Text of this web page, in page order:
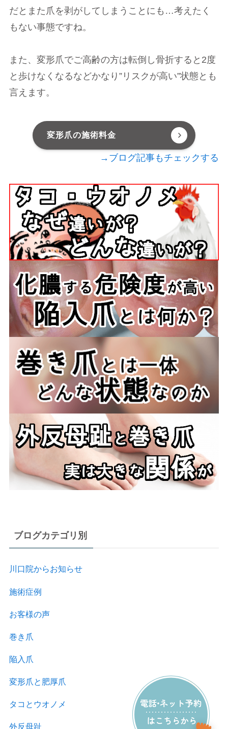
だとまた爪を剥がしてしまうことにも…考えたく
もない事態ですね。
また、変形爪でご高齢の方は転倒し骨折すると2度
と歩けなくなるなどかなり”リスクが高い”状態とも
言えます。
変形爪の施術料金
→ブログ記事もチェックする
ブログカテゴリ別
川口院からお知らせ
施術症例
お客様の声
巻き爪
陥入爪
変形爪と肥厚爪
タコとウオノメ
外反母趾